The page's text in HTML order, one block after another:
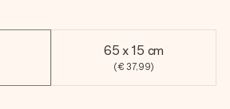
65 x 15 cm
(€ 37,99)